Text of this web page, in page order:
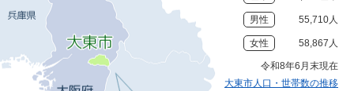
男性 55,710人
女性 58,867人
令和8年6月末現在
大東市人口・世帯数の推移